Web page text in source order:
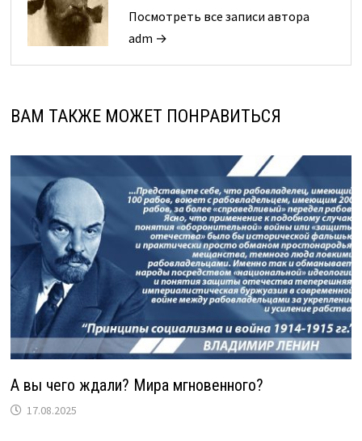
Посмотреть все записи автора
adm →
ВАМ ТАКЖЕ МОЖЕТ ПОНРАВИТЬСЯ
А вы чего ждали? Мира мгновенного?
17.08.2025